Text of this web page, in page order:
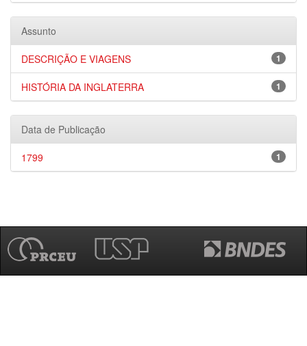
Assunto
1
DESCRIÇÃO E VIAGENS
1
HISTÓRIA DA INGLATERRA
Data de Publicação
1
1799